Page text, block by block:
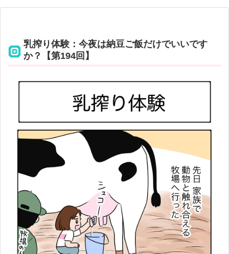
乳搾り体験：今夜は納豆ご飯だけでいいです
か？【第194回】